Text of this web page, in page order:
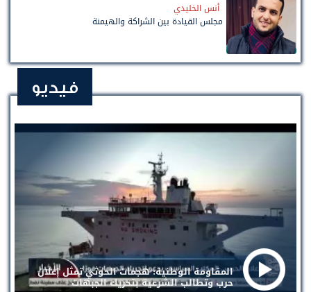
أنس الخليدي
مجلس القيادة بين الشراكة والهيمنة
فيديو
المقاومة الوطنية: هجمات الحوثي تمثل إعلان
حرب وتطالب الشرعية بتحريك الجبهات